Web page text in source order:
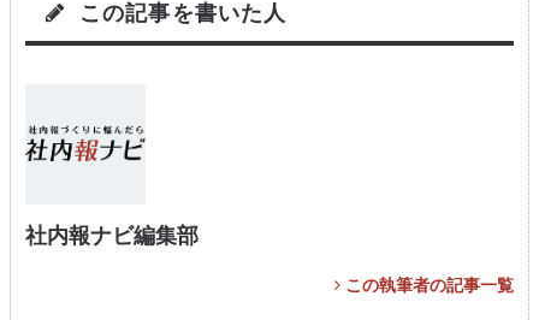
この記事を書いた人
社内報ナビ編集部
この執筆者の記事一覧